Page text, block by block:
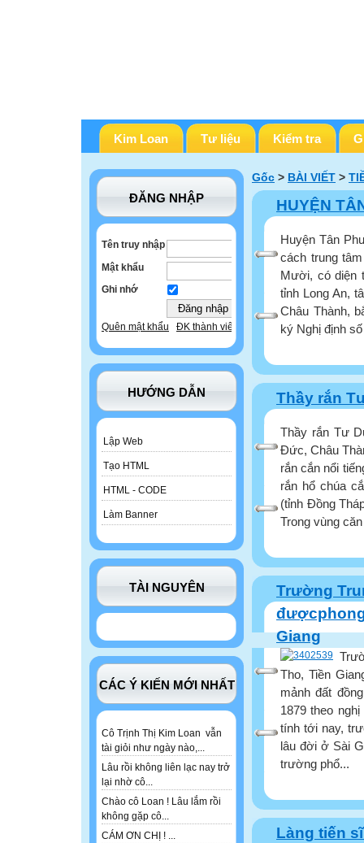
Kim Loan Tư liệu Kiểm tra
ĐĂNG NHẬP
Tên truy nhập
Mật khẩu
Ghi nhớ
Quên mật khẩu ĐK thành viên
HƯỚNG DẪN
Lập Web
Tạo HTML
HTML - CODE
Làm Banner
TÀI NGUYÊN
CÁC Ý KIẾN MỚI NHẤT
Cô Trịnh Thị Kim Loan vẫn
tài giỏi như ngày nào,...
Lâu rồi không liên lạc nay trở
lại nhờ cô...
Chào cô Loan ! Lâu lắm rồi
không gặp cô...
CÁM ƠN CHỊ ! ...
Gốc > BÀI VIẾT >
HUYỆN
Huyện Tân
cách trung
Mười, có diện
tỉnh Long An,
Châu Thành,
ký Nghị định
Thầy rắn
Thầy rắn Tư
Đức, Châu
rắn cắn nổi
rắn hổ chúa
(tỉnh Đồng
Trong vùng
Trường
Giang
Tho, Tiền
mảnh đất
1879 theo
tính tới nay,
lâu đời ở Sài
trường phổ...
Làng tiến